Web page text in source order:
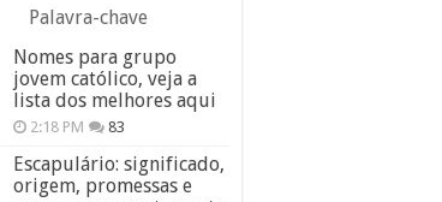
Palavra-chave
Nomes para grupo
jovem católico, veja a
lista dos melhores aqui
2:18 PM 83
Escapulário: significado,
origem, promessas e